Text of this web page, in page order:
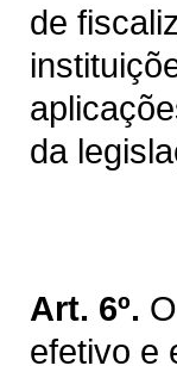
de
da
Art. 6º.
efetivo e